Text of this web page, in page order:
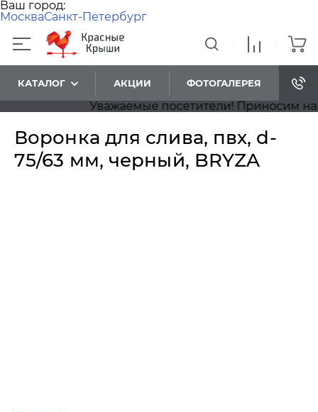
Ваш город:
МоскваСанкт-Петербург
КАТАЛОГ АКЦИИ ФОТОГАЛЕРЕЯ
Уважаемые посетители! Приносим
Воронка для слива, пвх, d-
75/63 мм, черный, BRYZA